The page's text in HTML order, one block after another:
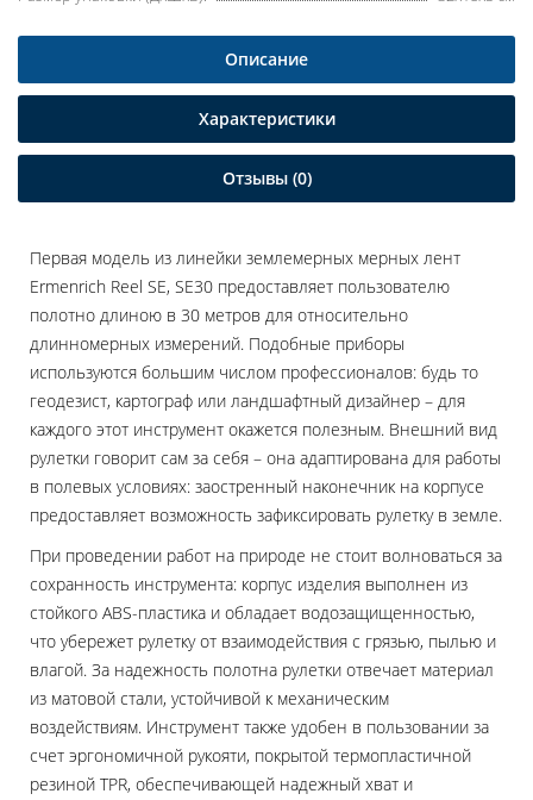
Описание
Характеристики
Отзывы (0)
Первая модель из линейки землемерных мерных лент
Ermenrich Reel SE, SE30 предоставляет пользователю
полотно длиною в 30 метров для относительно
длинномерных измерений. Подобные приборы
используются большим числом профессионалов: будь то
геодезист, картограф или ландшафтный дизайнер – для
каждого этот инструмент окажется полезным. Внешний вид
рулетки говорит сам за себя – она адаптирована для работы
в полевых условиях: заостренный наконечник на корпусе
предоставляет возможность зафиксировать рулетку в земле.
При проведении работ на природе не стоит волноваться за
сохранность инструмента: корпус изделия выполнен из
стойкого ABS-пластика и обладает водозащищенностью,
что убережет рулетку от взаимодействия с грязью, пылью и
влагой. За надежность полотна рулетки отвечает материал
из матовой стали, устойчивой к механическим
воздействиям. Инструмент также удобен в пользовании за
счет эргономичной рукояти, покрытой термопластичной
резиной TPR, обеспечивающей надежный хват и